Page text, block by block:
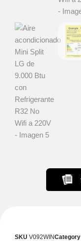
SKU V092WINCategory